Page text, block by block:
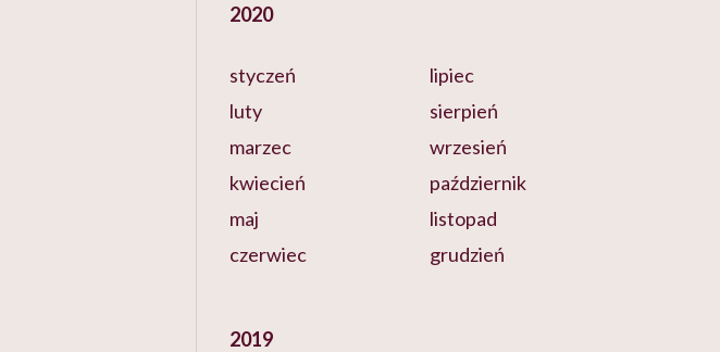
2020
styczeń
luty
marzec
kwiecień
maj
czerwiec
lipiec
sierpień
wrzesień
październik
listopad
grudzień
2019